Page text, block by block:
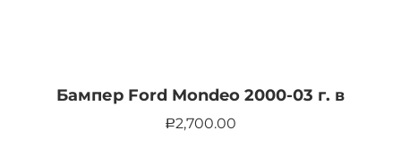
Бампер Ford Mondeo 2000-03 г. в
Р2,700.00